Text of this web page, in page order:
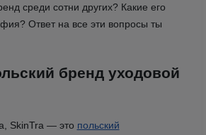
среди сотни других? Какие его
Ответ на все эти вопросы ты
бренд уходовой
SkinTra — это польский